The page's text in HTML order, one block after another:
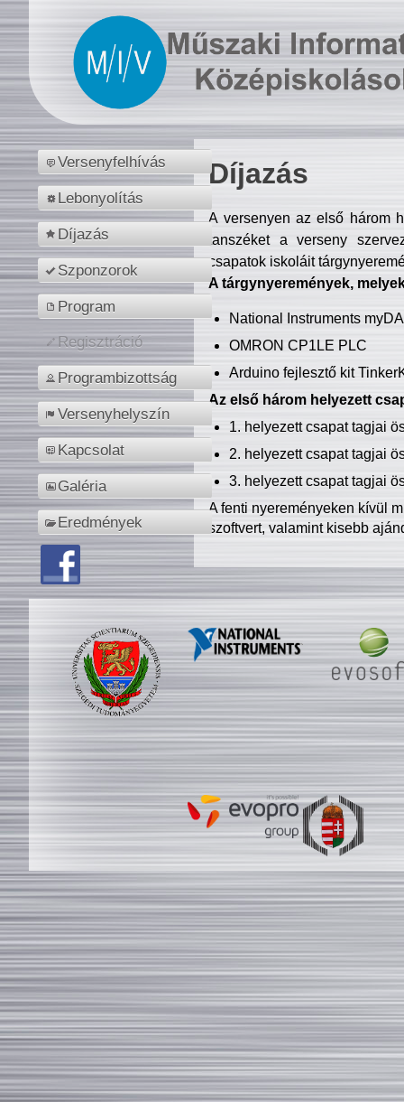
Versenyfelhívás
Lebonyolítás
Díjazás
Szponzorok
Program
Regisztráció
Programbizottság
Versenyhelyszín
Kapcsolat
Galéria
Eredmények
Díjazás
A versenyen az első három
tanszéket a verseny
csapatok iskoláit
A tárgynyeremények,
National Instruments
OMRON CP1LE PLC
Arduino fejlesztő kit
Az első három helyezett
1. helyezett csapat tagjai
2. helyezett csapat tagjai
3. helyezett csapat tagjai
A fenti nyereményeken kívül
szoftvert, valamint kisebb